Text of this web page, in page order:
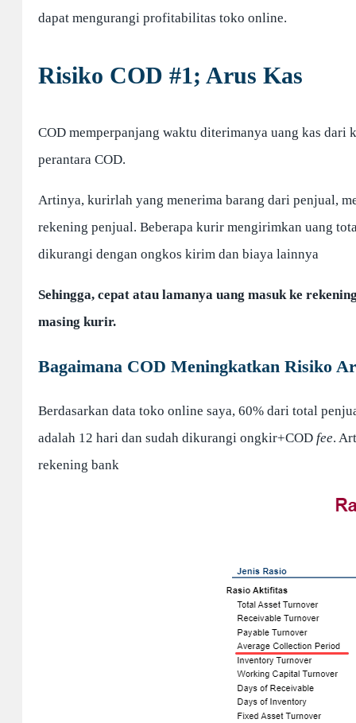
dapat mengurangi profitabilitas toko online.
Risiko COD #1; Arus Kas
COD memperpanjang waktu diterimanya uang kas
perantara COD.
Artinya, kurirlah yang menerima barang dari penjual,
rekening penjual. Beberapa kurir mengirimkan uang
dikurangi dengan ongkos kirim dan biaya lainnya
Sehingga, cepat atau lamanya uang masuk ke
masing kurir.
Bagaimana COD Meningkatkan Risiko
Berdasarkan data toko online saya, 60% dari total
adalah 12 hari dan sudah dikurangi ongkir+COD fee.
rekening bank